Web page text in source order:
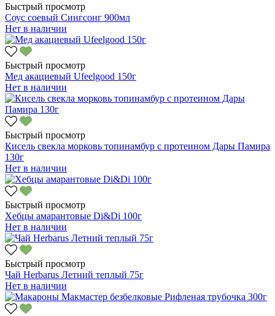
Быстрый просмотр
Соус соевый Сингсонг 900мл
Нет в наличии
Быстрый просмотр
Мед акациевый Ufeelgood 150г
Нет в наличии
Быстрый просмотр
Кисель свекла морковь топинамбур с протеином Дары Памира
130г
Нет в наличии
Быстрый просмотр
Хебцы амарантовые Di&Di 100г
Нет в наличии
Быстрый просмотр
Чай Herbarus Летний теплый 75г
Нет в наличии